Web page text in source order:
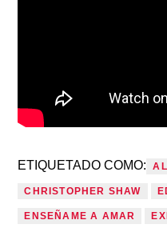
ETIQUETADO COMO:
CHRISTOPHER SHAW
ENSEÑAME A AMAR